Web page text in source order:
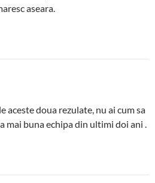
aseara.
doua rezulate, nu ai cum sa
mai buna echipa din ultimi doi ani .